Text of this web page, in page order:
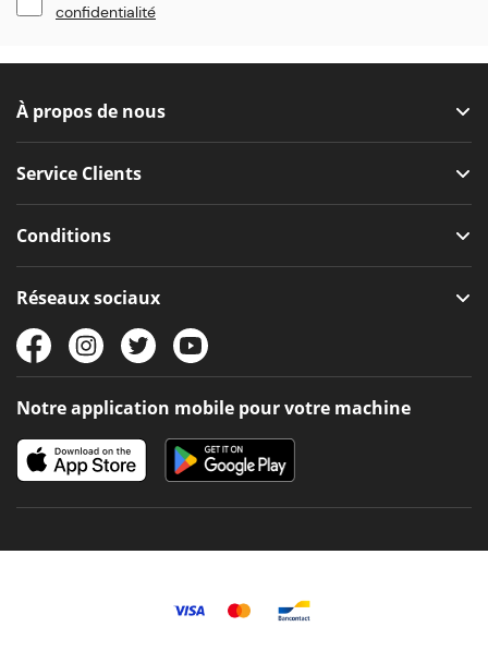
confidentialité
À propos de nous
Service Clients
Conditions
Réseaux sociaux
Notre application mobile pour votre machine